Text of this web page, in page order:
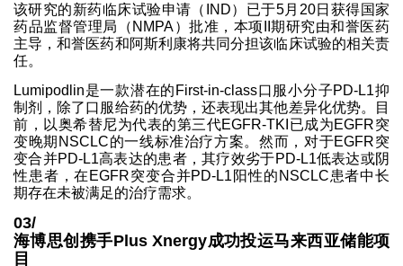
该研究的新药临床试验申请（IND）已于5月20日获得国家
药品监督管理局（NMPA）批准，本项II期研究由和誉医药
主导，和誉医药和阿斯利康将共同分担该临床试验的相关责
任。
Lumipodlin是一款潜在的First-in-class口服小分子PD-L1抑
制剂，除了口服给药的优势，还表现出其他差异化优势。目
前，以奥希替尼为代表的第三代EGFR-TKI已成为EGFR突
变晚期NSCLC的一线标准治疗方案。然而，对于EGFR突
变合并PD-L1高表达的患者，其疗效劣于PD-L1低表达或阴
性患者，在EGFR突变合并PD-L1阳性的NSCLC患者中长
期存在未被满足的治疗需求。
03/
海博思创携手Plus Xnergy成功投运马来西亚储能项
目